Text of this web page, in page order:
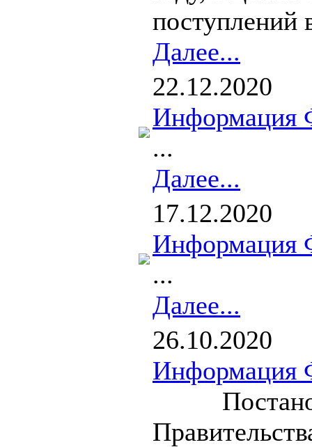
поступлений
Далее...
22.12.2020
Информация
...
Далее...
17.12.2020
Информация
...
Далее...
26.10.2020
Информация